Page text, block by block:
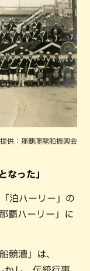
供：那覇爬龍船振興会
なった」
泊ハーリー」の
覇ハーリー」に
競漕」は、